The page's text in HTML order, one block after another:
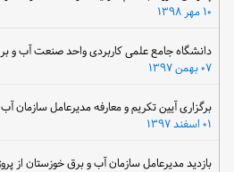
دانشگاه جامع علمی کاربردی واحد صنعت آب و
۰۷ بهمن ۱۳۹۷
برگزاری آیین تکریم و معارفه مدیرعامل سازمان
بازدید مدیرعامل سازمان آب و برق خوزستان از